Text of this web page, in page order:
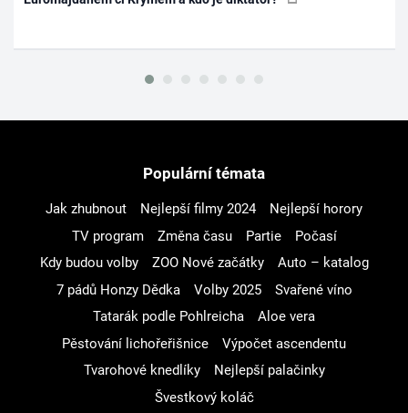
Populární témata
Jak zhubnout Nejlepší filmy 2024
Nejlepší horory
TV program
Změna času Partie
Počasí
Kdy budou volby
ZOO Nové začátky
Auto – katalog
7 pádů Honzy Dědka
Volby 2025
Svařené víno
Tatarák podle Pohlreicha
Aloe vera
Pěstování lichořeřišnice
Výpočet ascendentu
Tvarohové knedlíky
Nejlepší palačinky
Švestkový koláč